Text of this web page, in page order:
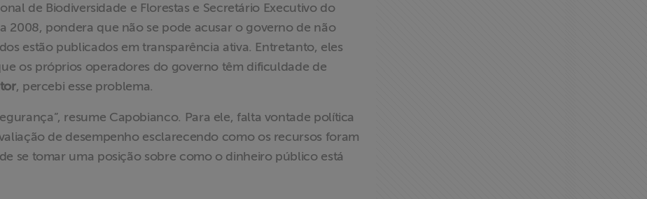
de Biodiversidade e Florestas e Secretário Executivo do
2008, pondera que não se pode acusar o governo de não
estão publicados em transparência ativa. Entretanto, eles
os próprios operadores do governo têm dificuldade de
, percebi esse problema.
resume Capobianco. Para ele, falta vontade política
de desempenho esclarecendo como os recursos foram
se tomar uma posição sobre como o dinheiro público está